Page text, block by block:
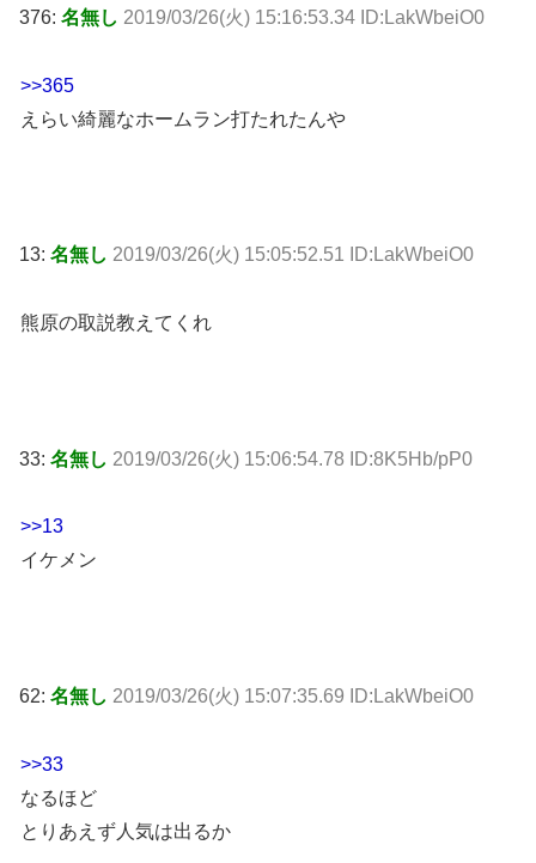
376: 名無し 2019/03/26(火) 15:16:53.34 ID:LakWbeiO0
>>365
えらい綺麗なホームラン打たれたんや
13: 名無し 2019/03/26(火) 15:05:52.51 ID:LakWbeiO0
熊原の取説教えてくれ
33: 名無し 2019/03/26(火) 15:06:54.78 ID:8K5Hb/pP0
>>13
イケメン
62: 名無し 2019/03/26(火) 15:07:35.69 ID:LakWbeiO0
>>33
なるほど
とりあえず人気は出るか